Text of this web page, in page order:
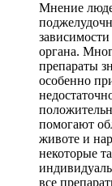
Мнение
органа.
препараты
особенно
помогают
животе и
некоторые
все